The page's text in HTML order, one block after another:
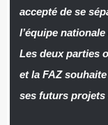
accepté de se
l’équipe
Les deux parties
et la FAZ
ses futurs projets